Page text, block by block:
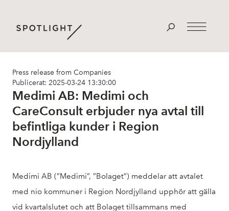
Press release from Companies
Publicerat: 2025-03-24 13:30:00
Medimi AB: Medimi och
CareConsult erbjuder nya avtal till
befintliga kunder i Region
Nordjylland
Medimi AB (”Medimi”, ”Bolaget”) meddelar att avtalet
med nio kommuner i Region Nordjylland upphör att gälla
vid kvartalslutet och att Bolaget tillsammans med